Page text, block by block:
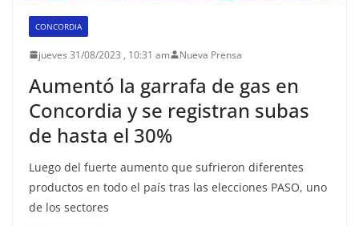
CONCORDIA
jueves 31/08/2023 , 10:31 am Nueva Prensa
Aumentó la garrafa de gas en
Concordia y se registran subas
de hasta el 30%
Luego del fuerte aumento que sufrieron diferentes
productos en todo el país tras las elecciones PASO, uno
de los sectores